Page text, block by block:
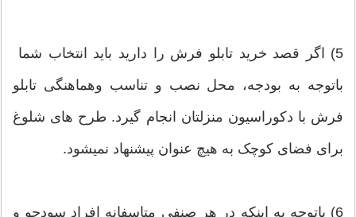
5) اگر قصد خرید تابلو فرش را دارید باید انتخاب شما
باتوجه به بودجه، محل نصب و تناسب وهماهنگی تابلو
فرش با دکوراسیون منزلتان انجام گیرد. طرح های شلوغ
برای فضای کوچک به هیچ عنوان پیشنهاد نمیشود.
6) باتوجه به اینکه در هر صنفی متاسفانه افراد سودجو و